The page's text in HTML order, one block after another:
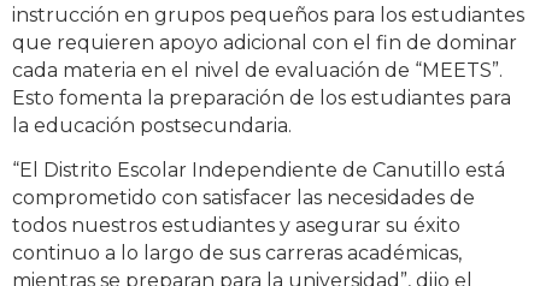
instrucción en grupos pequeños para los estudiantes
que requieren apoyo adicional con el fin de dominar
cada materia en el nivel de evaluación de “MEETS”.
Esto fomenta la preparación de los estudiantes para
la educación postsecundaria.
“El Distrito Escolar Independiente de Canutillo está
comprometido con satisfacer las necesidades de
todos nuestros estudiantes y asegurar su éxito
continuo a lo largo de sus carreras académicas,
mientras se preparan para la universidad”, dijo el